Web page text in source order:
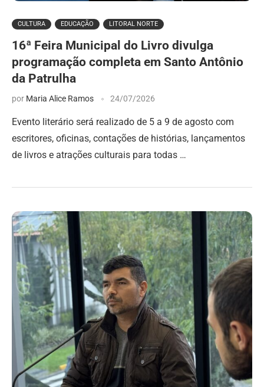
CULTURA EDUCAÇÃO LITORAL NORTE
16ª Feira Municipal do Livro divulga
programação completa em Santo Antônio
da Patrulha
por Maria Alice Ramos 24/07/2026
Evento literário será realizado de 5 a 9 de agosto com
escritores, oficinas, contações de histórias, lançamentos
de livros e atrações culturais para todas …